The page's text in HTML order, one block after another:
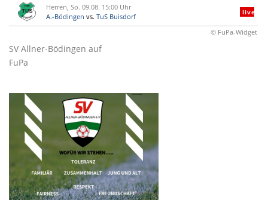
Herren, So. 09.08. 15:00 Uhr
A.-Bödingen vs. TuS Buisdorf live
© FuPa-Widget
SV Allner-Bödingen auf
FuPa